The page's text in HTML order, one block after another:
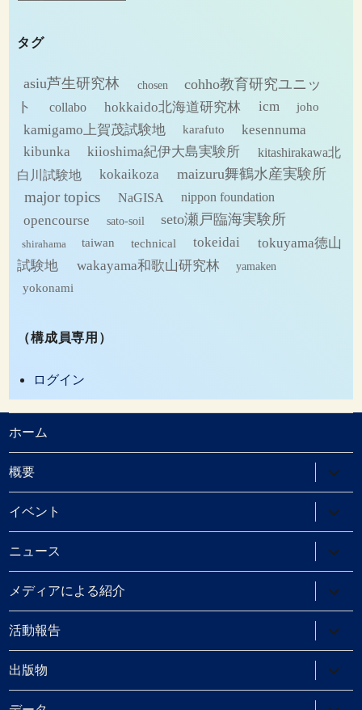
カ
ブ
タグ
asiu芦生研究林 chosen
cohho教育研究ユニッ
ト
collabo hokkaido北海道研究林 icm joho
kamigamo上賀茂試験地 karafuto
kesennuma
kibunka
kiioshima紀伊大島実験所
kitashirakawa北
白川試験地
kokaikoza maizuru舞鶴水産実験所
major topics NaGISA nippon foundation
opencourse sato-soil seto瀬戸臨海実験所
shirahama taiwan technical tokeidai
tokuyama徳山
試験地
wakayama和歌山研究林
yamaken
yokonami
（構成員専用）
ログイン
ホーム
概要
ブ
メ
ニ
ュ
ー
を
展
開
イベント
ブ
メ
ニ
ュ
ー
を
展
開
ニュース
ブ
メ
ニ
ュ
ー
を
展
開
メディアによる紹介
ブ
メ
ニ
ュ
ー
を
展
開
活動報告
ブ
メ
ニ
ュ
ー
を
出版物
ブ
メ
ニ